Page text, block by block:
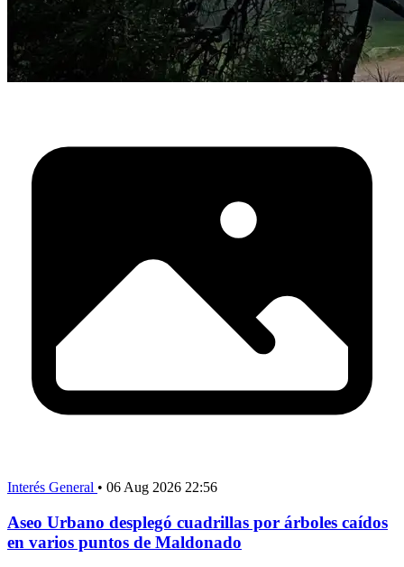
Interés General • 06 Aug 2026 22:56
Aseo Urbano desplegó cuadrillas por árboles caídos
en varios puntos de Maldonado